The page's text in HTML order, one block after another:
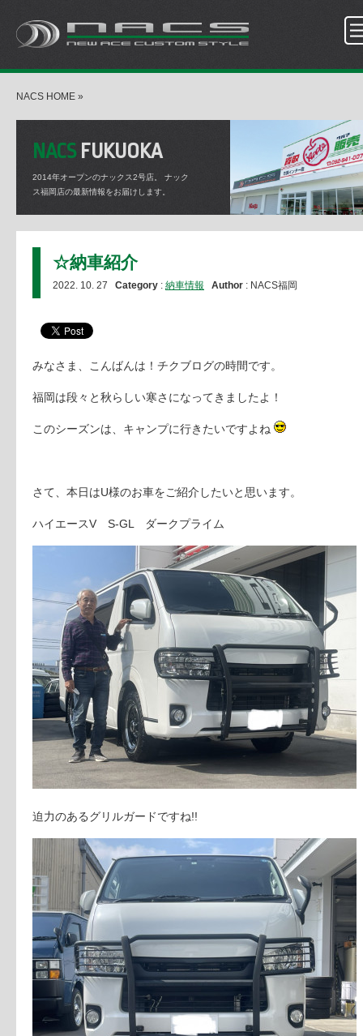
NACS HOME »
NACSFUKUOKA
2014年オープンのナックス2号店。
ナック
ス福岡店の最新情報をお届けします。
☆納車紹介
2022. 10. 27 Category : 納車情報 Author : NACS福岡
みなさま、こんばんは！チクブログの時間です。
福岡は段々と秋らしい寒さになってきましたよ！
このシーズンは、キャンプに行きたいですよね
さて、本日はU様のお車をご紹介したいと思います。
ハイエースV S-GL ダークプライム
迫力のあるグリルガードですね!!